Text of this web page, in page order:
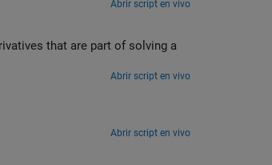
Abrir script en vivo
that are part of solving a
Abrir script en vivo
Abrir script en vivo